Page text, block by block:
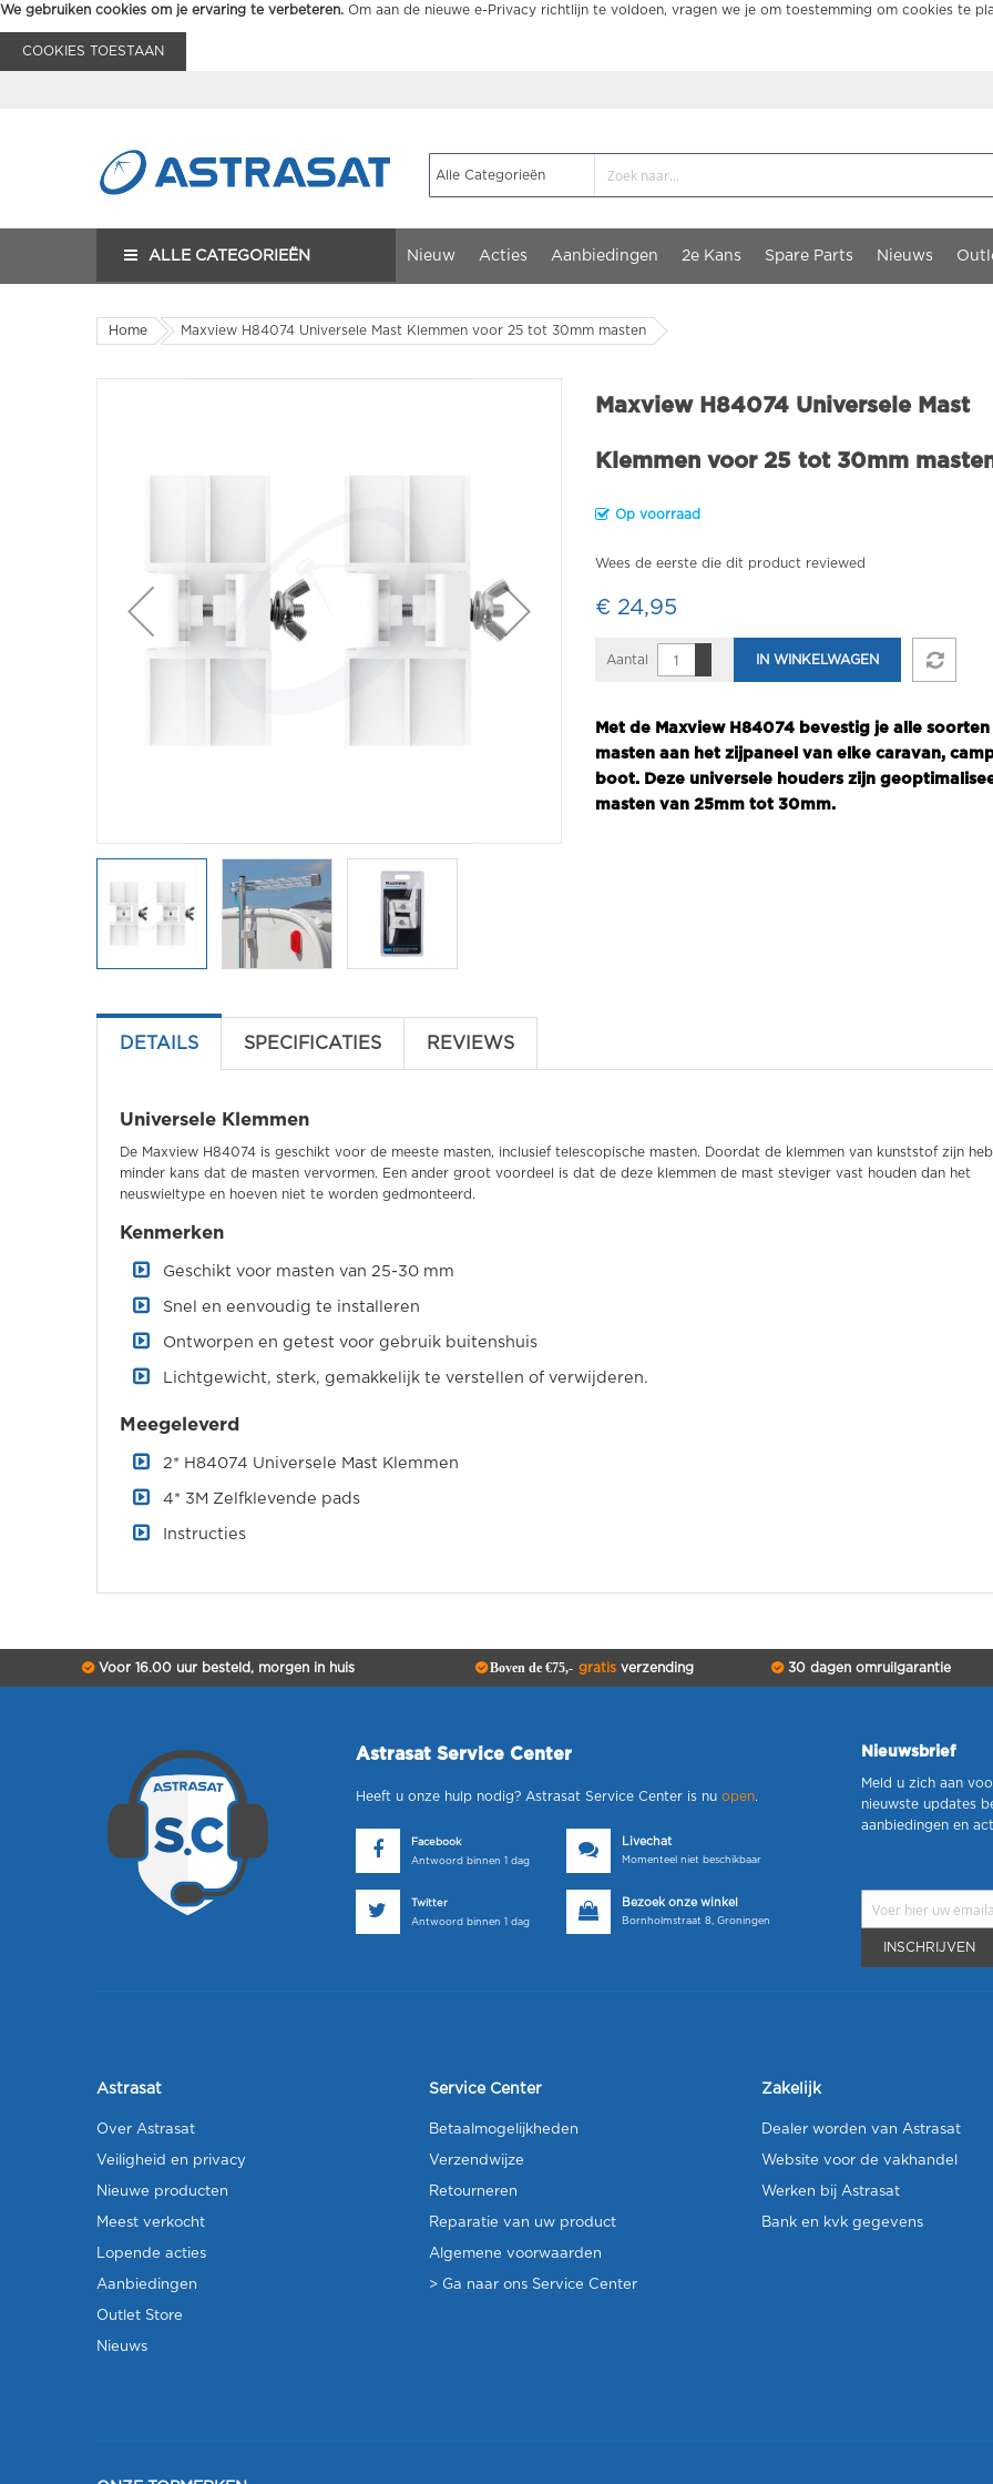
We gebruiken cookies om je ervaring te verbeteren. Om aan de nieuwe e-Privacy richtlijn te voldoen, vragen we je om toestemming om cookies te
COOKIES TOESTAAN
ALLE CATEGORIEËN Nieuw Acties Aanbiedingen 2e Kans Spare Parts Nieuws
Home Maxview H84074 Universele Mast Klemmen voor 25 tot 30mm masten
Maxview H84074 Universele Mast
Klemmen voor 25 tot 30mm
Op voorraad
Wees de eerste die dit product reviewed
€ 24,95
Aantal IN WINKELWAGEN
Met de Maxview H84074 bevestig je alle
masten aan het zijpaneel van elke caravan,
boot. Deze universele houders zijn
masten van 25mm tot 30mm.
DETAILS SPECIFICATIES REVIEWS
Universele Klemmen
De Maxview H84074 is geschikt voor de meeste masten, inclusief telescopische masten. Doordat de klemmen van kunststof zijn
minder kans dat de masten vervormen. Een ander groot voordeel is dat de deze klemmen de mast steviger vast houden dan het
neuswieltype en hoeven niet te worden gedmonteerd.
Kenmerken
Geschikt voor masten van 25-30 mm
Snel en eenvoudig te installeren
Ontworpen en getest voor gebruik buitenshuis
Lichtgewicht, sterk, gemakkelijk te verstellen of verwijderen.
Meegeleverd
2* H84074 Universele Mast Klemmen
4* 3M Zelfklevende pads
Instructies
Voor 16.00 uur besteld, morgen in huis Boven de €75,- gratisverzending 30 dagen omruilgarantie
Astrasat Service Center
Heeft u onze hulp nodig? Astrasat Service Center is nu open.
Facebook
Antwoord binnen 1 dag
Livechat
Momenteel niet beschikbaar
Twitter
Antwoord binnen 1 dag
Bezoek onze winkel
Bornholmstraat 8, Groningen
Nieuwsbrief
Meld u zich aan
nieuwste updates
aanbiedingen en
INSCHRIJVEN
Astrasat
Over Astrasat
Veiligheid en privacy
Nieuwe producten
Meest verkocht
Lopende acties
Aanbiedingen
Outlet Store
Nieuws
Service Center
Betaalmogelijkheden
Verzendwijze
Retourneren
Reparatie van uw product
Algemene voorwaarden
> Ga naar ons Service Center
Zakelijk
Dealer worden van Astrasat
Website voor de vakhandel
Werken bij Astrasat
Bank en kvk gegevens